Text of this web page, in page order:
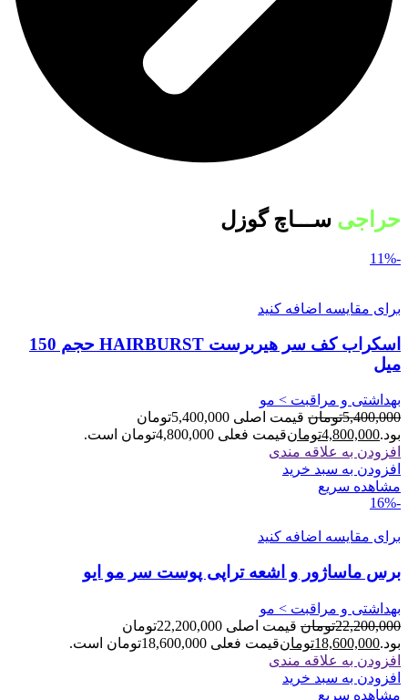
حراجی ســـاچ گوزل
-11%
برای مقایسه اضافه کنید
اسکراب کف سر هیربرست HAIRBURST حجم 150
میل
بهداشتی و مراقبت > مو
5,400,000تومان
قیمت اصلی 5,400,000تومان
بود.4,800,000تومانقیمت فعلی 4,800,000تومان است.
افزودن به علاقه مندی
افزودن به سبد خرید
مشاهده سریع
-16%
برای مقایسه اضافه کنید
برس ماساژور و اشعه تراپی پوست سر مو ایو
بهداشتی و مراقبت > مو
22,200,000تومان
قیمت اصلی 22,200,000تومان
بود.18,600,000تومانقیمت فعلی 18,600,000تومان است.
افزودن به علاقه مندی
افزودن به سبد خرید
مشاهده سریع